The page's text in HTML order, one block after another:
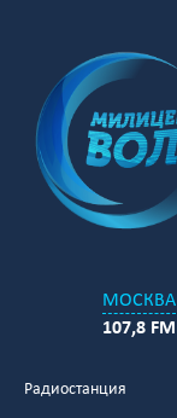
МОСКВА
107,8 FM
Радиостанция